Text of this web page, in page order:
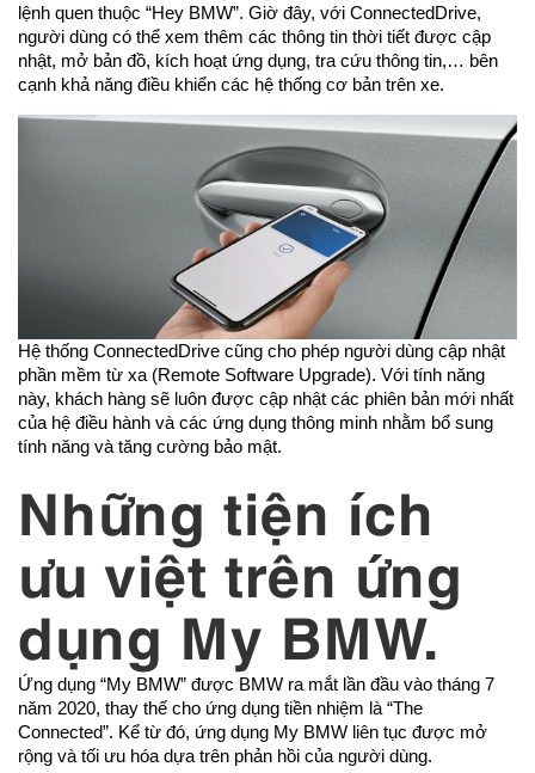
lệnh quen thuộc “Hey BMW”. Giờ đây, với ConnectedDrive,
người dùng có thể xem thêm các thông tin thời tiết được cập
nhật, mở bản đồ, kích hoạt ứng dụng, tra cứu thông tin,… bên
cạnh khả năng điều khiển các hệ thống cơ bản trên xe.
Hệ thống ConnectedDrive cũng cho phép người dùng cập nhật
phần mềm từ xa (Remote Software Upgrade). Với tính năng
này, khách hàng sẽ luôn được cập nhật các phiên bản mới nhất
của hệ điều hành và các ứng dụng thông minh nhằm bổ sung
tính năng và tăng cường bảo mật.
Những tiện ích
ưu việt trên ứng
dụng My BMW.
Ứng dụng “My BMW” được BMW ra mắt lần đầu vào tháng 7
năm 2020, thay thế cho ứng dụng tiền nhiệm là “The
Connected”. Kể từ đó, ứng dụng My BMW liên tục được mở
rộng và tối ưu hóa dựa trên phản hồi của người dùng.